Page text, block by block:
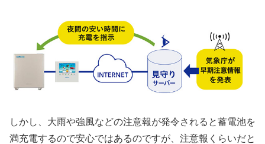
しかし、大雨や強風などの注意報が発令されると蓄電池を
満充電するので安心ではあるのですが、注意報くらいだと